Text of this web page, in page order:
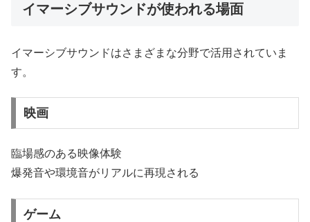
イマーシブサウンドが使われる場面
イマーシブサウンドはさまざまな分野で活用されていま
す。
映画
臨場感のある映像体験
爆発音や環境音がリアルに再現される
ゲーム